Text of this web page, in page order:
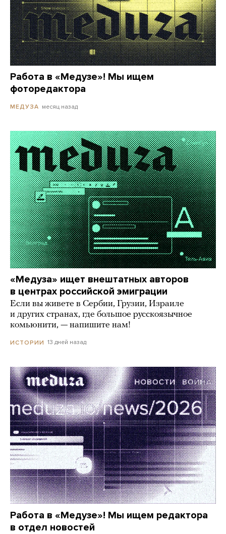
Работа в «Медузе»! Мы ищем
фоторедактора
МЕДУЗА месяц назад
«Медуза» ищет внештатных авторов
в центрах российской эмиграции
Если вы живете в Сербии, Грузии, Израиле
и других странах, где большое русскоязычное
комьюнити, — напишите нам!
ИСТОРИИ 13 дней назад
Работа в «Медузе»! Мы ищем редактора
в отдел новостей